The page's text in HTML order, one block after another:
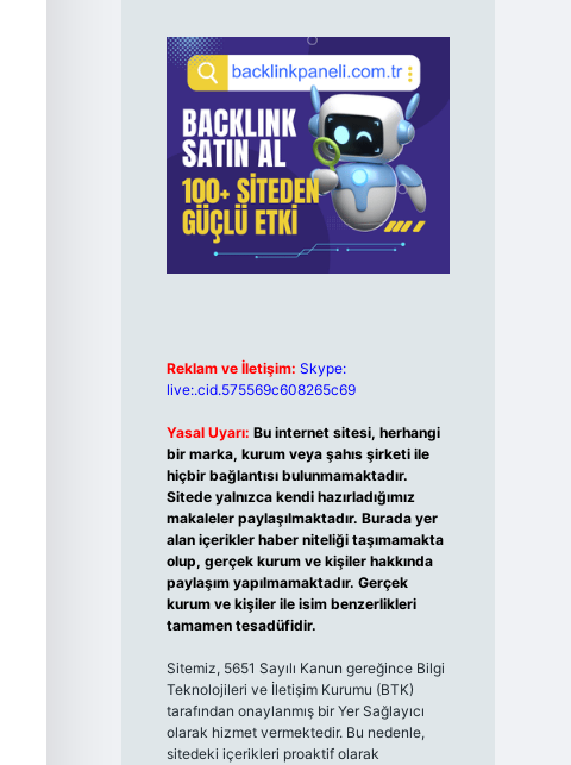
Reklam ve İletişim: Skype:
live:.cid.575569c608265c69
Yasal Uyarı: Bu internet sitesi, herhangi
bir marka, kurum veya şahıs şirketi ile
hiçbir bağlantısı bulunmamaktadır.
Sitede yalnızca kendi hazırladığımız
makaleler paylaşılmaktadır. Burada yer
alan içerikler haber niteliği taşımamakta
olup, gerçek kurum ve kişiler hakkında
paylaşım yapılmamaktadır. Gerçek
kurum ve kişiler ile isim benzerlikleri
tamamen tesadüfidir.
Sitemiz, 5651 Sayılı Kanun gereğince Bilgi
Teknolojileri ve İletişim Kurumu (BTK)
tarafından onaylanmış bir Yer Sağlayıcı
olarak hizmet vermektedir. Bu nedenle,
sitedeki içerikleri proaktif olarak